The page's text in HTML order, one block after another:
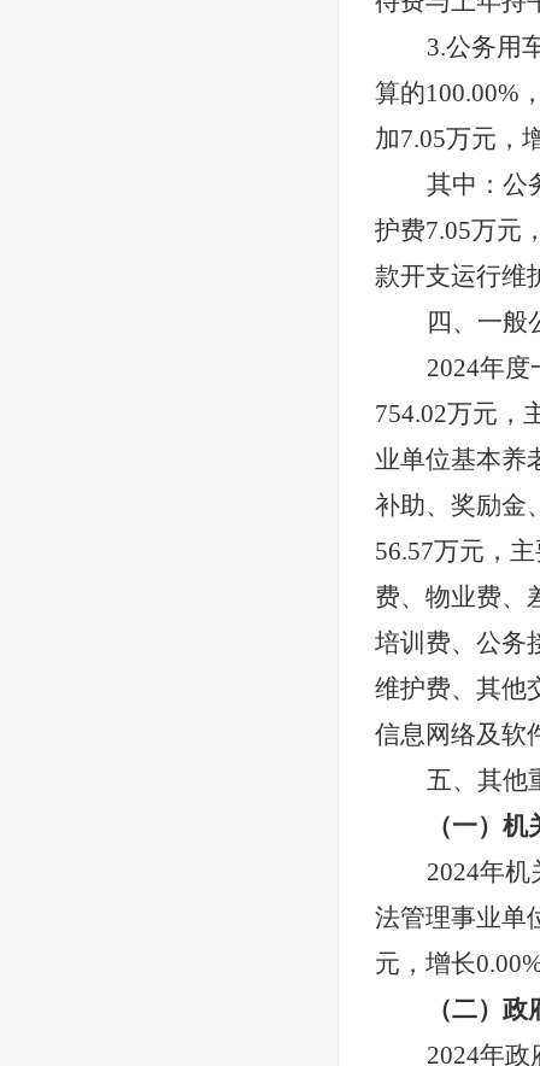
3.公务用
算的100.00%
加7.05万元，
其中：公
护费7.05万元
款开支运行维
四、一般
2024年度
754.02万元，
业单位基本养
补助、奖励金
56.57万元，
费、物业费、
培训费、公务
维护费、其他
信息网络及软
五、其他
（一）
2024年机
法管理事业单
元，增长
（二）
2024年政